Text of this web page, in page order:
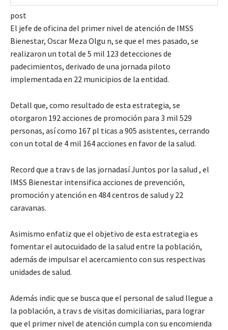
post
El jefe de oficina del primer nivel de atención de IMSS
Bienestar, Oscar Meza Olgu n, se que el mes pasado, se
realizaron un total de 5 mil 123 detecciones de
padecimientos, derivado de una jornada piloto
implementada en 22 municipios de la entidad.
Detall que, como resultado de esta estrategia, se
otorgaron 192 acciones de promoción para 3 mil 529
personas, así como 167 pl ticas a 905 asistentes, cerrando
con un total de 4 mil 164 acciones en favor de la salud.
Record que a trav s de las jornadasí Juntos por la salud , el
IMSS Bienestar intensifica acciones de prevención,
promoción y atención en 484 centros de salud y 22
caravanas.
Asimismo enfatiz que el objetivo de esta estrategia es
fomentar el autocuidado de la salud entre la población,
además de impulsar el acercamiento con sus respectivas
unidades de salud.
Además indic que se busca que el personal de salud llegue a
la población, a trav s de visitas domiciliarias, para lograr
que el primer nivel de atención cumpla con su encomienda